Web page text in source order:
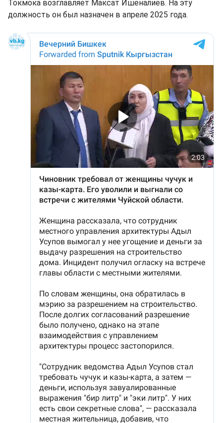
Токмока возглавляет Максат Ишеналиев. На эту
должность он был назначен в апреле 2025 года.